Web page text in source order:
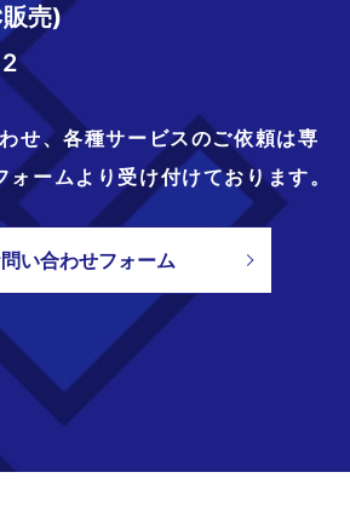
売)
せ、各種サービスのご依頼は専
ォームより 受け付けております。
い合わせフォーム